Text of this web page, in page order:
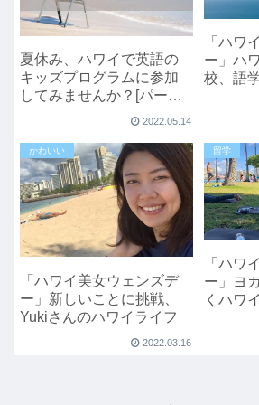
夏休み、ハワイで英語の
キッズプログラムに参加
してみませんか？[パーム
スイングリッシュ]
2022.05.14
「ハワ
ー」ハ
校、語
かわいい
「ハワイ美女ウェンズデ
ー」新しいことに挑戦、
Yukiさんのハワイライフ
2022.03.16
留学
「ハワ
ー」ヨ
くハワ